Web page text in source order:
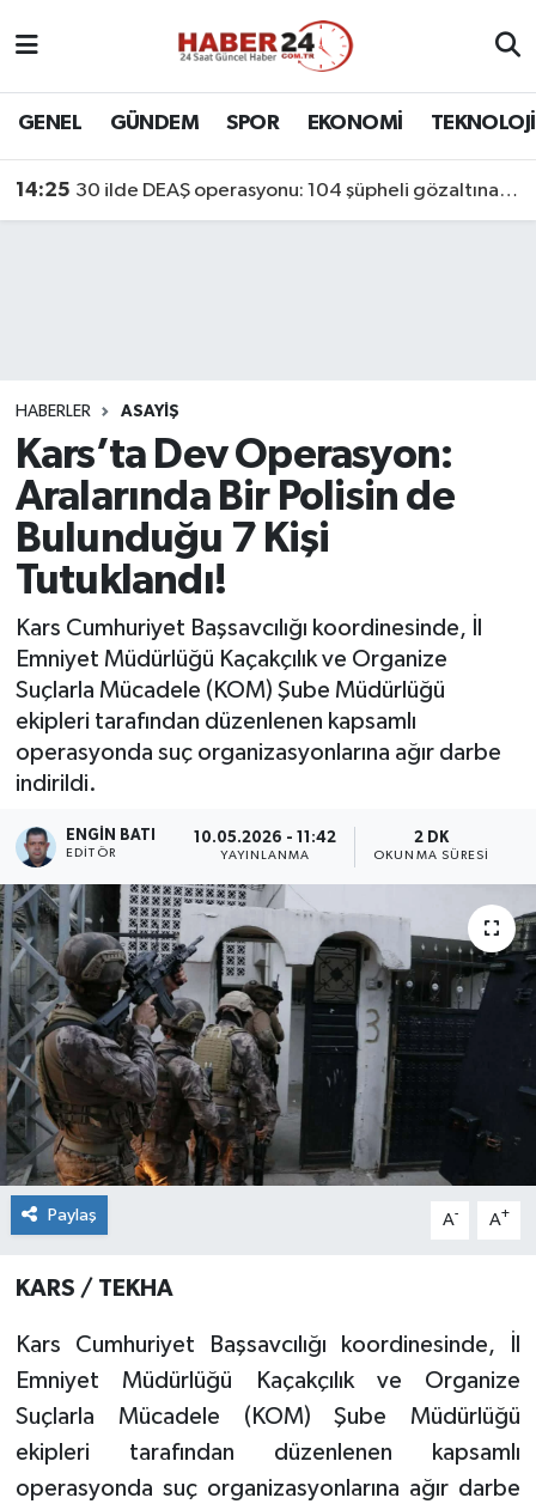
GENEL GÜNDEM SPOR EKONOMİ TEKNOLOJİ
14:25 30 ilde DEAŞ operasyonu: 104 şüpheli gözaltına alındı
HABERLER ASAYİŞ
Kars’ta Dev Operasyon:
Aralarında Bir Polisin de
Bulunduğu 7 Kişi
Tutuklandı!
Kars Cumhuriyet Başsavcılığı koordinesinde, İl
Emniyet Müdürlüğü Kaçakçılık ve Organize
Suçlarla Mücadele (KOM) Şube Müdürlüğü
ekipleri tarafından düzenlenen kapsamlı
operasyonda suç organizasyonlarına ağır darbe
indirildi.
ENGIN BATI
EDITÖR
10.05.2026 - 11:42
YAYINLANMA
2 DK
OKUNMA SÜRESI
Paylaş A- A+
KARS / TEKHA
​Kars Cumhuriyet Başsavcılığı koordinesinde, İl
Emniyet Müdürlüğü Kaçakçılık ve Organize
Suçlarla Mücadele (KOM) Şube Müdürlüğü
ekipleri tarafından düzenlenen kapsamlı
operasyonda suç organizasyonlarına ağır darbe
Nöbetçi Eczaneler
Son Dakika Haberleri
Haber Arşivi